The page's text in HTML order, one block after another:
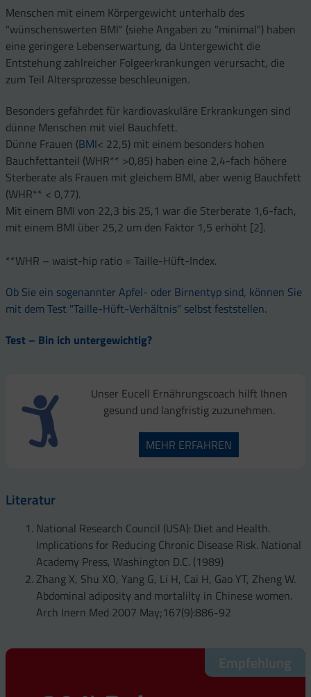
Menschen mit einem Körpergewicht unterhalb des
"wünschenswerten BMI" (siehe Angaben zu "minimal") haben
eine geringere Lebenserwartung, da Untergewicht die
Entstehung zahlreicher Folgeerkrankungen verursacht, die
zum Teil Altersprozesse beschleunigen.
Besonders gefährdet für kardiovaskuläre Erkrankungen sind
dünne Menschen mit viel Bauchfett.
Dünne Frauen (BMI< 22,5) mit einem besonders hohen
Bauchfettanteil (WHR** >0,85) haben eine 2,4-fach höhere
Sterberate als Frauen mit gleichem BMI, aber wenig Bauchfett
(WHR** < 0,77).
Mit einem BMI von 22,3 bis 25,1 war die Sterberate 1,6-fach,
mit einem BMI über 25,2 um den Faktor 1,5 erhöht [2].
**WHR – waist-hip ratio = Taille-Hüft-Index.
Ob Sie ein sogenannter Apfel- oder Birnentyp sind, können Sie
mit dem Test "Taille-Hüft-Verhältnis" selbst feststellen.
Test – Bin ich untergewichtig?
Unser Eucell Ernährungscoach hilft Ihnen
gesund und langfristig zuzunehmen.
MEHR ERFAHREN
Literatur
National Research Council (USA): Diet and Health.
Implications for Reducing Chronic Disease Risk. National
Academy Press, Washington D.C. (1989)
Zhang X, Shu XO, Yang G, Li H, Cai H, Gao YT, Zheng W.
Abdominal adiposity and mortalilty in Chinese women.
Arch Inern Med 2007 May;167(9):886-92
Empfehlung
Empfehlung